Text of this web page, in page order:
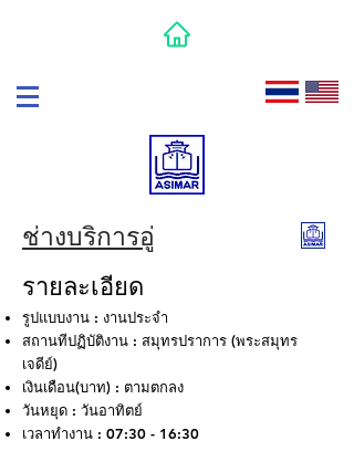
ช่างบริการอู่
รายละเอียด
รูปแบบงาน : งานประจํา
สถานทีปฏิบัติงาน : สมุทรปราการ (พระสมุทร
เจดีย์)
เงินเดือน(บาท) : ตามตกลง
วันหยุด : วันอาทิตย์
เวลาทํางาน : 07:30 - 16:30